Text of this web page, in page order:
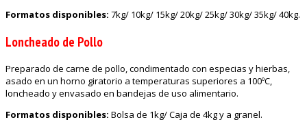
Formatos disponibles: 7kg/ 10kg/ 15kg/ 20kg/ 25kg/ 30kg/ 35kg/ 40kg.
Loncheado de Pollo
Preparado de carne de pollo, condimentado con especias y hierbas,
asado en un horno giratorio a temperaturas superiores a 100ºC,
loncheado y envasado en bandejas de uso alimentario.
Formatos disponibles: Bolsa de 1kg/ Caja de 4kg y a granel.